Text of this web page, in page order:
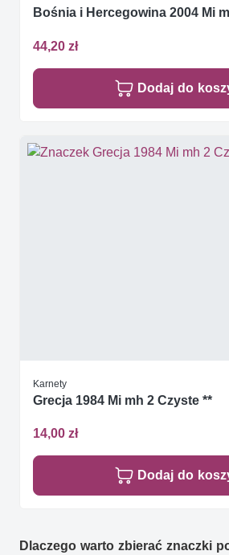
Bośnia i Hercegowina 2004 Mi
44,20 zł
Dodaj do
Karnety
Grecja 1984 Mi mh 2 Czyste **
14,00 zł
Dodaj do
Dlaczego warto zbierać znaczki